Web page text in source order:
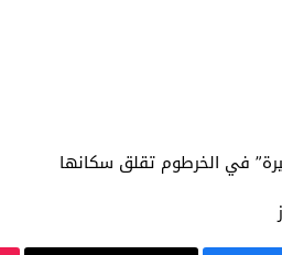
في الخرطوم تقلق سكانها